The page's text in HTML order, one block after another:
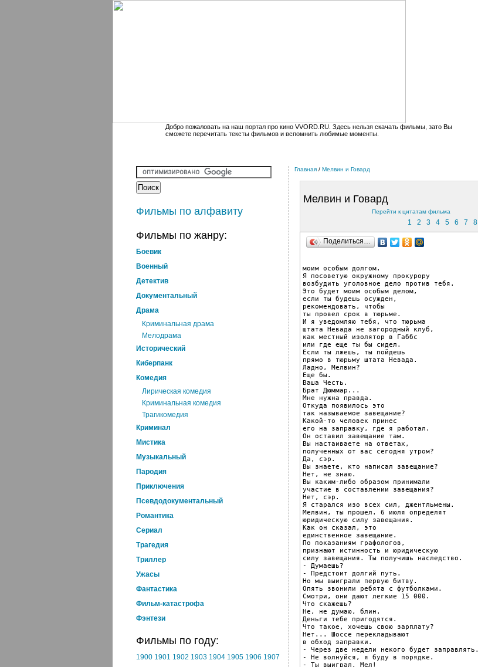
Добро пожаловать на наш портал про кино VVORD.RU. Здесь нельзя скачать фильмы, зато Вы
сможете перечитать тексты фильмов и вспомнить любимые моменты.
Фильмы по алфавиту
Фильмы по жанру:
Боевик
Военный
Детектив
Документальный
Драма
Криминальная драма
Мелодрама
Исторический
Киберпанк
Комедия
Лирическая комедия
Криминальная комедия
Трагикомедия
Криминал
Мистика
Музыкальный
Пародия
Приключения
Псевдодокументальный
Романтика
Cериал
Трагедия
Триллер
Ужасы
Фантастика
Фильм-катастрофа
Фэнтези
Фильмы по году:
1900 1901 1902 1903 1904 1905 1906 1907
Главная / Мелвин и Говард
Мелвин и Говард
Перейти к цитатам фильма
1 2 3 4 5 6 7 8
Поделиться…
моим особым долгом.
Я посоветую окружному прокурору
возбудить уголовное дело против тебя.
Это будет моим особым делом,
если ты будешь осужден,
рекомендовать, чтобы
ты провел срок в тюрьме.
И я уведомляю тебя, что тюрьма
штата Невада не загородный клуб,
как местный изолятор в Габбс
или где еще ты бы сидел.
Если ты лжешь, ты пойдешь
прямо в тюрьму штата Невада.
Ладно, Мелвин?
Еще бы.
Ваша Честь.
Брат Дюммар...
Мне нужна правда.
Откуда появилось это
так называемое завещание?
Какой-то человек принес
его на заправку, где я работал.
Он оставил завещание там.
Вы настаиваете на ответах,
полученных от вас сегодня утром?
Да, сэр.
Вы знаете, кто написал завещание?
Нет, не знаю.
Вы каким-либо образом принимали
участие в составлении завещания?
Нет, сэр.
Я старался изо всех сил, джентльмены.
Мелвин, ты прошел. 6 июля определят
юридическую силу завещания.
Как он сказал, это
единственное завещание.
По показаниям графологов,
признают истинность и юридическую
силу завещания. Ты получишь наследство.
- Думаешь?
- Предстоит долгий путь.
Но мы выиграли первую битву.
Опять звонили ребята с футболками.
Смотри, они дают легкие 15 000.
Что скажешь?
Не, не думаю, блин.
Деньги тебе пригодятся.
Что такое, хочешь свою зарплату?
Нет... Шоссе перекладывают
в обход заправки.
- Через две недели некого будет заправлять.
- Не волнуйся, я буду в порядке.
- Ты выиграл, Мел!